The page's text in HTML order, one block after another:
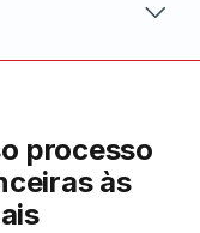
processo
às